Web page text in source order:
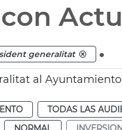
generalitat .
al
TODAS LAS